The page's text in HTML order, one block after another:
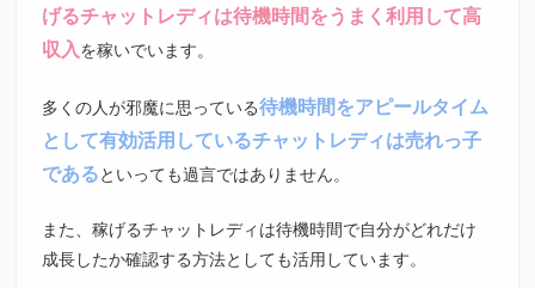
げるチャットレディは待機時間をうまく利用して高
収入を稼いでいます。
多くの人が邪魔に思っている待機時間をアピールタイム
として有効活用しているチャットレディは売れっ子
であるといっても過言ではありません。
また、稼げるチャットレディは待機時間で自分がどれだけ
成長したか確認する方法としても活用しています。